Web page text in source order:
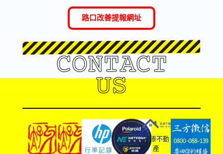
路口改善提報網址
CONTACT
US
友溙不動
產